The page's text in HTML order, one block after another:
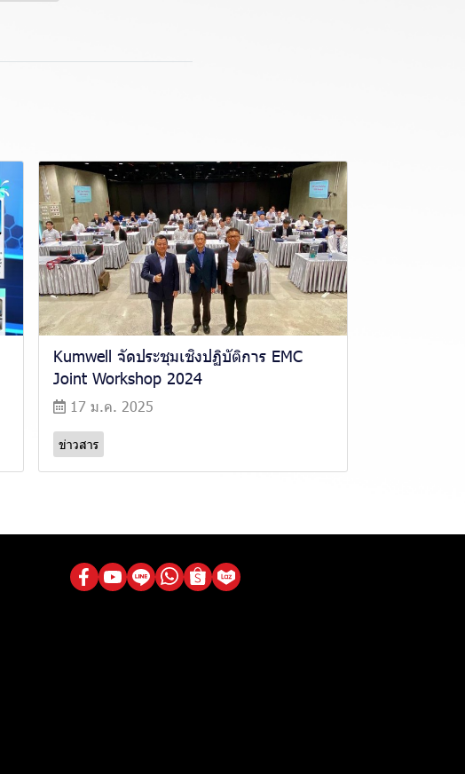
Kumwell จัดประชุมเชิงปฏิบัติการ EMC
Joint Workshop 2024
17 ม.ค. 2025
ข่าวสาร